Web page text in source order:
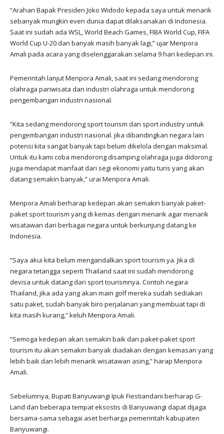
“Arahan Bapak Presiden Joko Widodo kepada saya untuk menarik
sebanyak mungkin even dunia dapat dilaksanakan di Indonesia.
Saat ini sudah ada WSL, World Beach Games, FIBA World Cup, FIFA
World Cup U-20 dan banyak masih banyak lagi,” ujar Menpora
Amali pada acara yang diselenggarakan selama 9 hari kedepan ini.
Pemerintah lanjut Menpora Amali, saat ini sedang mendorong
olahraga pariwisata dan industri olahraga untuk mendorong
pengembangan industri nasional.
“Kita sedang mendorong sport tourism dan sport industry untuk
pengembangan industri nasional. jika dibandingkan negara lain
potensi kita sangat banyak tapi belum dikelola dengan maksimal.
Untuk itu kami coba mendorong disamping olahraga juga didorong
juga mendapat manfaat dari segi ekonomi yaitu turis yang akan
datang semakin banyak,” urai Menpora Amali.
Menpora Amali berharap kedepan akan semakin banyak paket-
paket sport tourism yang di kemas dengan menarik agar menarik
wisatawan dari berbagai negara untuk berkunjung datang ke
Indonesia.
“Saya akui kita belum mengandalkan sport tourism ya. Jika di
negara tetangga seperti Thailand saat ini sudah mendorong
devisa untuk datang dari sport tourismnya. Contoh negara
Thailand, jika ada yang akan main golf mereka sudah sediakan
satu paket, sudah banyak biro perjalanan yang membuat tapi di
kita masih kurang,” keluh Menpora Amali.
“Semoga kedepan akan semakin baik dan paket-paket sport
tourism itu akan semakin banyak diadakan dengan kemasan yang
lebih baik dan lebih menarik wisatawan asing,” harap Menpora
Amali.
Sebelumnya, Bupati Banyuwangi Ipuk Fiestiandani berharap G-
Land dan beberapa tempat eksostis di Banyuwangi dapat dijaga
bersama-sama sebagai aset berharga pemerintah kabupaten
Banyuwangi.